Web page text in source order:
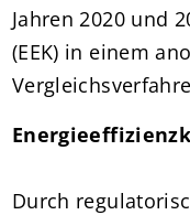
Jahren 2020 und
(EEK) in einem
Durch